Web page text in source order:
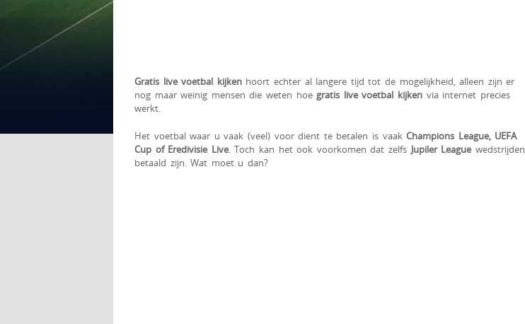
Gratis live voetbal kijken hoort echter al langere tijd tot de mogelijkheid, alleen zijn er
nog maar weinig mensen die weten hoe gratis live voetbal kijken via internet precies
werkt.
Het voetbal waar u vaak (veel) voor dient te betalen is vaakChampions League, UEFA
Cup of Eredivisie Live. Toch kan het ook voorkomen dat zelfs Jupiler League wedstrijden
betaald zijn. Wat moet u dan?